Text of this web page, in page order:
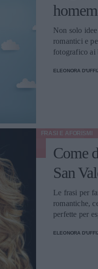
Non solo
romantici e
fotografico ai
ELEONORA
FRASI E AFORISMI
Come
San
Le frasi per
romantiche,
perfette per
ELEONORA